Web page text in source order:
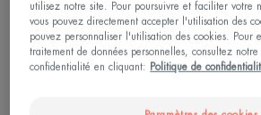
Une cure thermale,
faire ?
utilisez notre site. Pour poursuivre et faciliter votre
vous pouvez directement accepter l'utilisation des
pouvez personnaliser l'utilisation des cookies. Pour
traitement de données personnelles, consultez
confidentialité en cliquant:
Politique de